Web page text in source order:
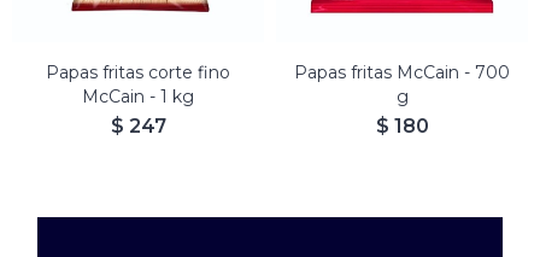
Papas fritas corte fino
McCain - 1 kg
$ 247
Papas fritas McCain - 700
g
$ 180